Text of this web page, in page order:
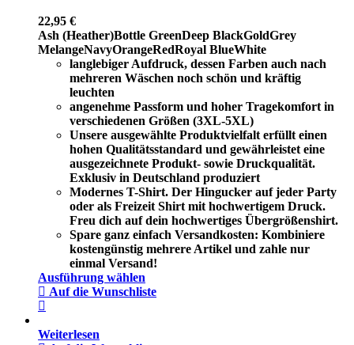
22,95 €
Ash (Heather)Bottle GreenDeep BlackGoldGrey
MelangeNavyOrangeRedRoyal BlueWhite
langlebiger Aufdruck, dessen Farben auch nach
mehreren Wäschen noch schön und kräftig
leuchten
angenehme Passform und hoher Tragekomfort in
verschiedenen Größen (3XL-5XL)
Unsere ausgewählte Produktvielfalt erfüllt einen
hohen Qualitätsstandard und gewährleistet eine
ausgezeichnete Produkt- sowie Druckqualität.
Exklusiv in Deutschland produziert
Modernes T-Shirt. Der Hingucker auf jeder Party
oder als Freizeit Shirt mit hochwertigem Druck.
Freu dich auf dein hochwertiges Übergrößenshirt.
Spare ganz einfach Versandkosten: Kombiniere
kostengünstig mehrere Artikel und zahle nur
einmal Versand!
Ausführung wählen
Auf die Wunschliste
Weiterlesen